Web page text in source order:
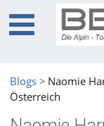
Blogs
Naomie
Österreich